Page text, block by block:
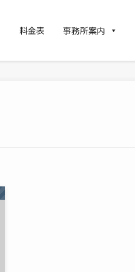
料金表 事務所案内